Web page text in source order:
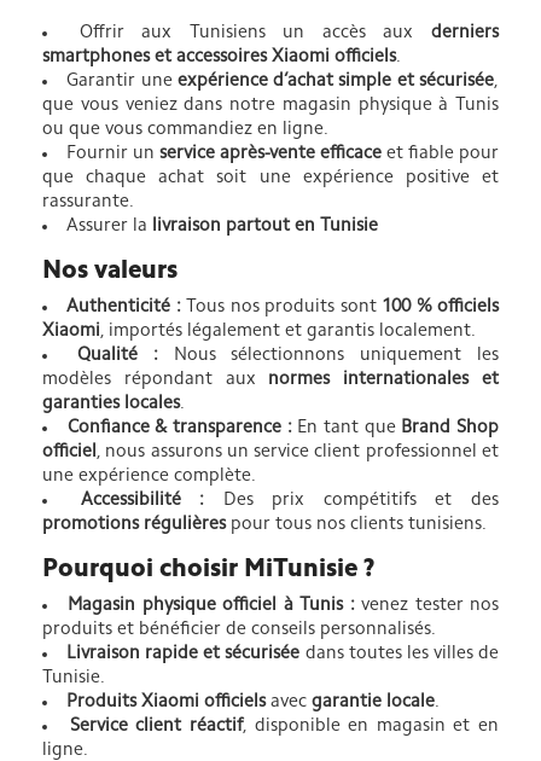
Offrir aux Tunisiens un accès auxderniers
smartphones et accessoires Xiaomi officiels.
Garantir une expérience d’achat simple et sécurisée,
que vous veniez dans notre magasin physique à Tunis
ou que vous commandiez en ligne.
Fournir un service après-vente efficace et fiable pour
que chaque achat soit une expérience positive et
rassurante.
Assurer la livraison partout en Tunisie
Nos valeurs
Authenticité :Tous nos produits sont 100 % officiels
Xiaomi, importés légalement et garantis localement.
Qualité :Nous sélectionnons uniquement les
modèles répondant aux normes internationales et
garanties locales.
Confiance & transparence :En tant que Brand Shop
officiel, nous assurons un service client professionnel et
une expérience complète.
Accessibilité : Des prix compétitifs et des
promotions régulièrespour tous nos clients tunisiens.
Pourquoi choisir MiTunisie ?
Magasin physique officiel à Tunis :venez tester nos
produits et bénéficier de conseils personnalisés.
Livraison rapide et sécurisée dans toutes les villes de
Tunisie.
Produits Xiaomi officielsavec garantie locale.
Service client réactif, disponible en magasin et en
ligne.